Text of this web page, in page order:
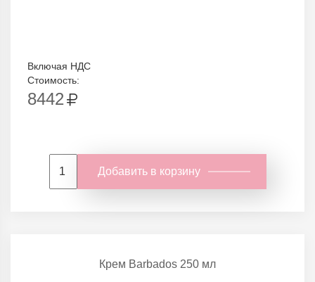
Включая НДС
Стоимость:
8442
Добавить в корзину
Крем Barbados 250 мл